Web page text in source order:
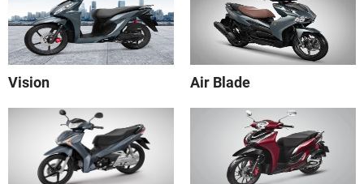
Vision Air Blade